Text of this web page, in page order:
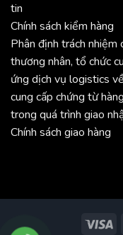
tin
Chính sách kiểm hàng
Phân định trách nhiệm
thương nhân, tổ chức
ứng dịch vụ logistics về
cung cấp chứng từ
trong quá trình giao
Chính sách giao hàng